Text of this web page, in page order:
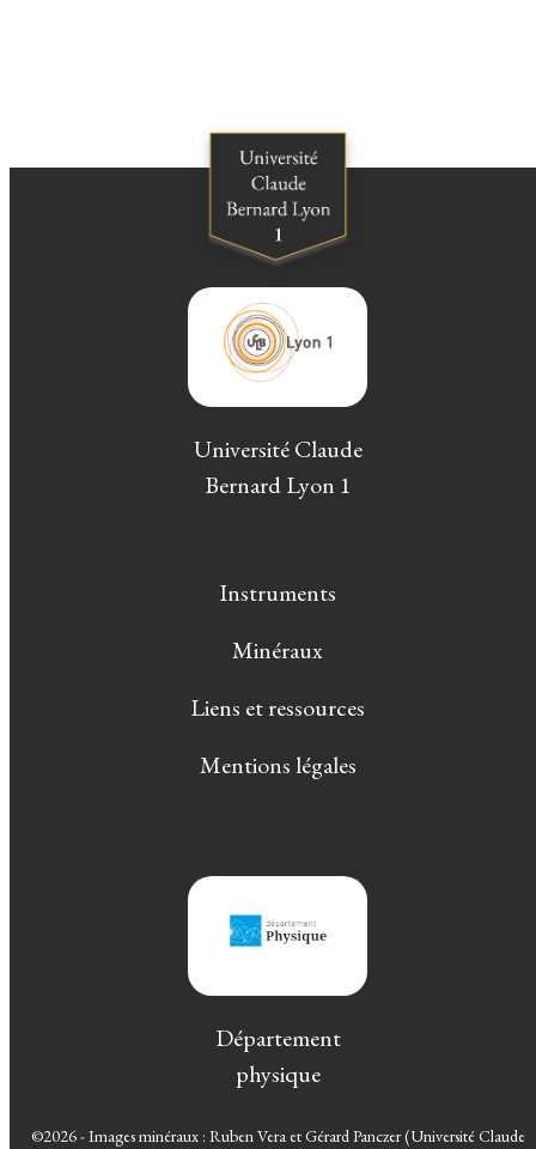
Université Claude
Bernard Lyon 1
Instruments
Minéraux
Liens et ressources
Mentions légales
Département
physique
©2026 - Images minéraux : Ruben Vera et Gérard Panczer (Université Claude